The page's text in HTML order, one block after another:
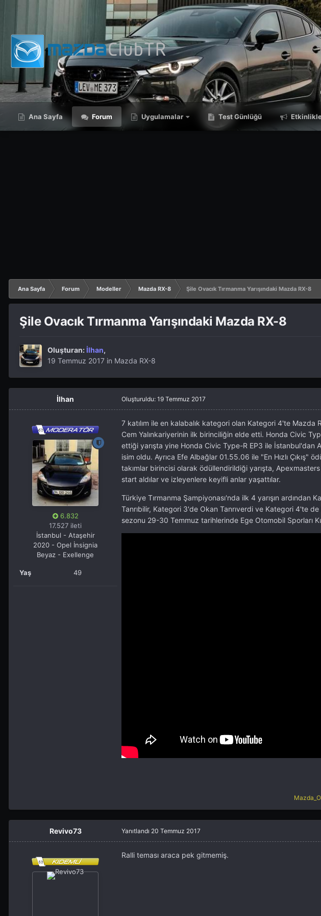
Ana Sayfa Forum Uygulamalar Test Günlüğü
Ana Sayfa Forum Modeller Mazda RX-8
Şile Ovacık Tırmanma Yarışındaki Mazda RX-8
Şile Ovacık Tırmanma Yarışındaki Mazda RX-8
Oluşturan: İlhan,
19 Temmuz 2017 in Mazda RX-8
İlhan
6.832
17.527 ileti
İstanbul - Ataşehir
2020 - Opel İnsignia
Beyaz - Exellenge
Yaş 49
Oluşturuldu: 19 Temmuz 2017
7 katılım ile en kalabalık kategori olan Kategori 4'te Mazda
Cem Yalınkariyerinin ilk birinciliğin elde etti. Honda Civic
ettiği yarışta yine Honda Civic Type-R EP3 ile
isim oldu. Ayrıca Efe Albağlar 01.55.06 ile "En Hızlı Çıkış"
takımlar birincisi olarak ödüllendirildiği yarışta,
start aldılar ve izleyenlere keyifli anlar yaşattılar.
Türkiye Tırmanma Şampiyonası'nda ilk 4 yarışın ardından
Tanrıbilir, Kategori 3'de Okan Tanrıverdi ve Kategori 4'te
sezonu 29-30 Temmuz tarihlerinde Ege Otomobil Sporları
Revivo73 Yanıtlandı 20 Temmuz 2017
Ralli teması araca pek gitmemiş.